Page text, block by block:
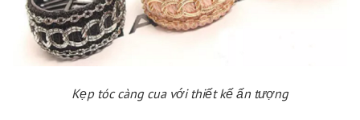
Kẹp tóc càng cua với thiết kế ấn tượng